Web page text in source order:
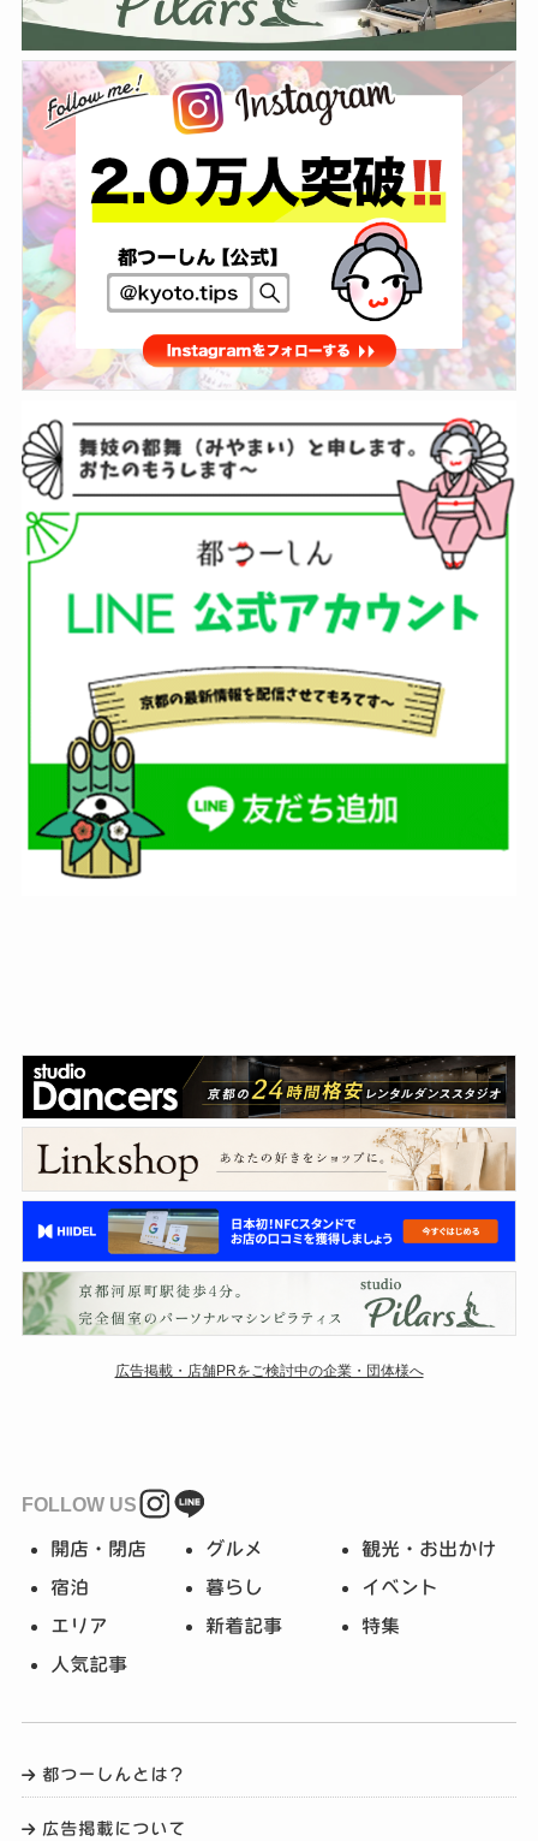
広告掲載・店舗PRをご検討中の企業・団体様へ
FOLLOW US
開店・閉店 グルメ 観光・お出かけ
宿泊 暮らし イベント
エリア 新着記事 特集
人気記事
都つーしんとは？
広告掲載について